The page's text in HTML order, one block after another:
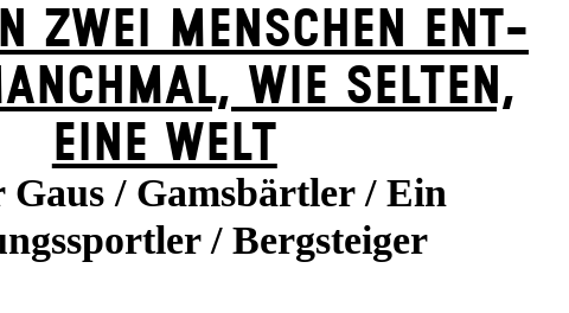
ZWEI MENSCHEN ENT­
WIE SELTEN,
EINE WELT
Gaus / Gamsbärtler / Ein
/ Bergsteiger